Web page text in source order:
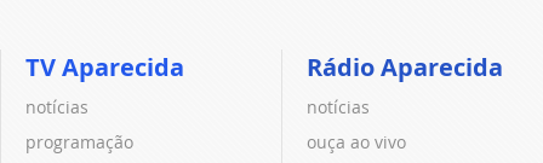
TV Aparecida
notícias
programação
Rádio Aparecida
notícias
ouça ao vivo